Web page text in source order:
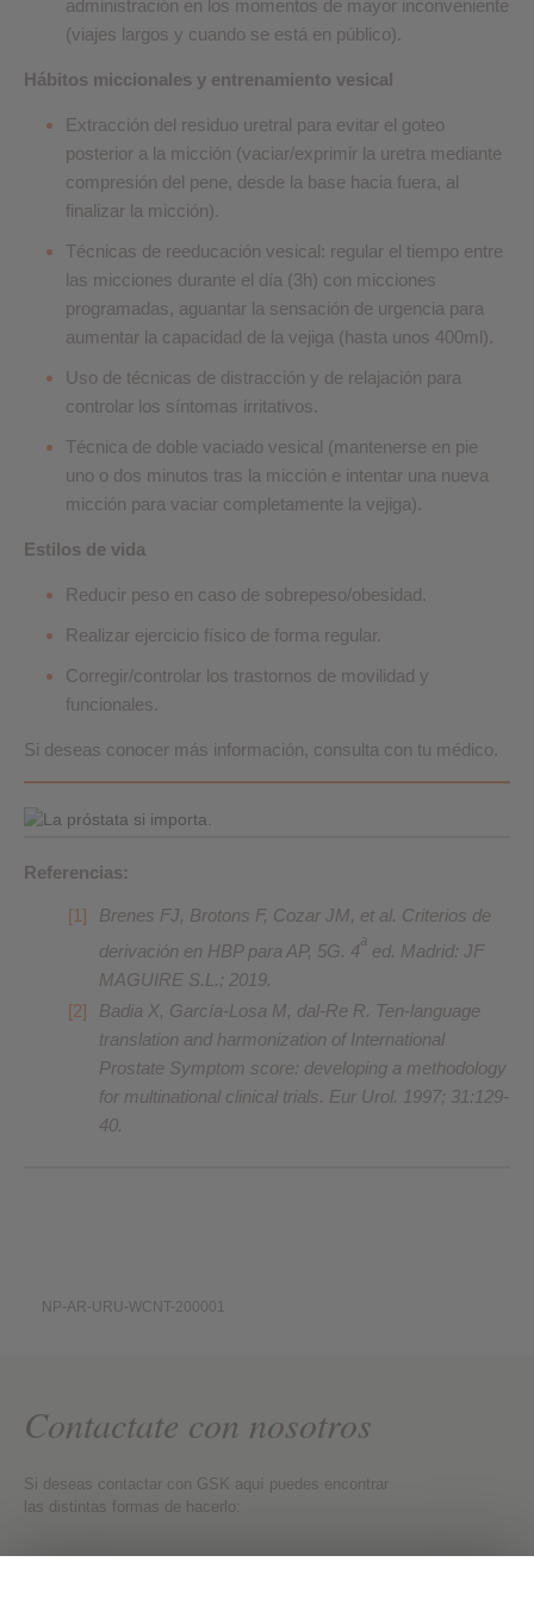
administración en los momentos de mayor inconveniente
(viajes largos y cuando se está en público).
Hábitos miccionales y entrenamiento vesical
Extracción del residuo uretral para evitar el goteo
posterior a la micción (vaciar/exprimir la uretra mediante
compresión del pene, desde la base hacia fuera, al
finalizar la micción).
Técnicas de reeducación vesical: regular el tiempo entre
las micciones durante el día (3h) con micciones
programadas, aguantar la sensación de urgencia para
aumentar la capacidad de la vejiga (hasta unos 400ml).
Uso de técnicas de distracción y de relajación para
controlar los síntomas irritativos.
Técnica de doble vaciado vesical (mantenerse en pie
uno o dos minutos tras la micción e intentar una nueva
micción para vaciar completamente la vejiga).
Estilos de vida
Reducir peso en caso de sobrepeso/obesidad.
Realizar ejercicio físico de forma regular.
Corregir/controlar los trastornos de movilidad y
funcionales.
Si deseas conocer más información, consulta con tu médico.
Referencias:
Brenes FJ, Brotons F, Cozar JM, et al. Criterios de
derivación en HBP para AP, 5G. 4ª ed. Madrid: JF
MAGUIRE S.L.; 2019.
Badia X, García-Losa M, dal-Re R. Ten-language
translation and harmonization of International
Prostate Symptom score: developing a methodology
for multinational clinical trials. Eur Urol. 1997; 31:129-
40.
NP-AR-URU-WCNT-200001
Contactate con nosotros
Si deseas contactar con GSK aquí puedes encontrar
las distintas formas de hacerlo: